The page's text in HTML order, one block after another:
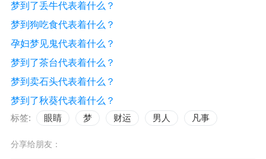
梦到了丢牛代表着什么？
梦到狗吃食代表着什么？
孕妇梦见鬼代表着什么？
梦到了茶台代表着什么？
梦到卖石头代表着什么？
梦到了秋葵代表着什么？
标签:
眼睛 梦 财运 男人 凡事
分享给朋友：